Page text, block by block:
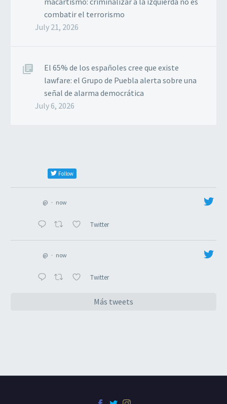
combatir el terrorismo
July 21, 2026
El 65% de los españoles cree que existe
lawfare: el Grupo de Puebla alerta sobre una
señal de alarma democrática
July 6, 2026
Follow
@ · now
Twitter
@ · now
Twitter
Más tweets